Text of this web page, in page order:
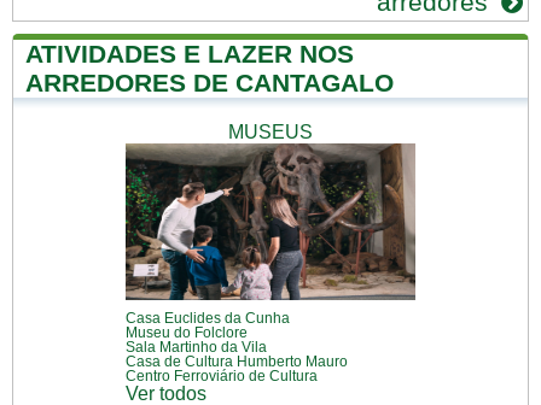
ATIVIDADES E LAZER NOS
ARREDORES DE CANTAGALO
MUSEUS
Casa Euclides da Cunha
Museu do Folclore
Sala Martinho da Vila
Casa de Cultura Humberto Mauro
Centro Ferroviário de Cultura
Ver todos